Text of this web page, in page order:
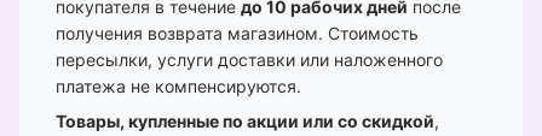
покупателя в течение до 10 рабочих дней после
получения возврата магазином. Стоимость
пересылки, услуги доставки или наложенного
платежа не компенсируются.
Товары, купленные по акции или со скидкой,